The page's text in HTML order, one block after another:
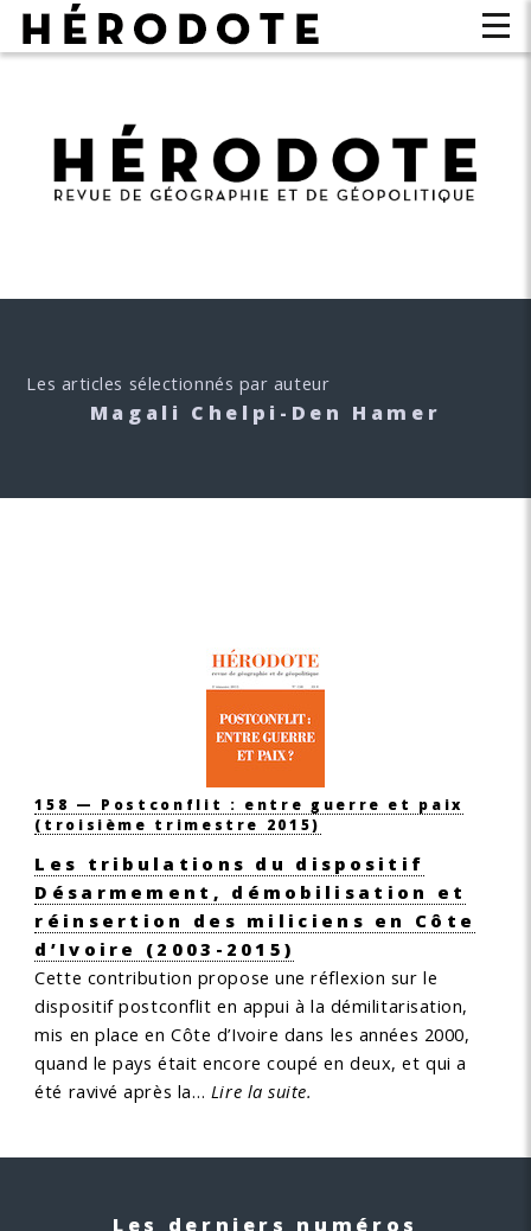
Les articles sélectionnés par auteur
Magali Chelpi-Den Hamer
158 — Postconflit : entre guerre et paix
(troisième trimestre 2015)
Les tribulations du dispositif
Désarmement, démobilisation et
réinsertion des miliciens en Côte
d’Ivoire (2003-2015)
Cette contribution propose une réflexion sur le
dispositif postconflit en appui à la démilitarisation,
mis en place en Côte d’Ivoire dans les années 2000,
quand le pays était encore coupé en deux, et qui a
été ravivé après la… Lire la suite.
Les derniers numéros